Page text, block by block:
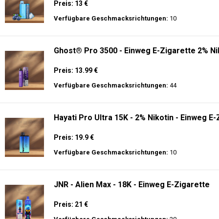
Preis: 13 €
Verfügbare Geschmacksrichtungen: 10
Ghost® Pro 3500 - Einweg E-Zigarette 2%
Preis: 13.99 €
Verfügbare Geschmacksrichtungen: 44
Hayati Pro Ultra 15K - 2% Nikotin - Einweg
Preis: 19.9 €
Verfügbare Geschmacksrichtungen: 10
JNR - Alien Max - 18K - Einweg E-Zigarette
Preis: 21 €